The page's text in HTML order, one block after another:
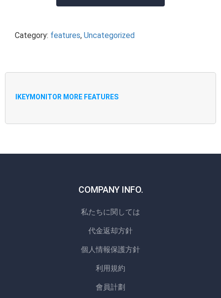
Category: features, Uncategorized
IKEYMONITOR MORE FEATURES
COMPANY INFO.
私たちに関しては
代金返却方針
個人情報保護方針
利用規約
會員計劃